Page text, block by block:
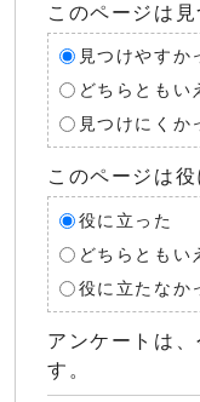
このページは
見つけやすか
どちらともい
見つけにくか
このページは
役に立った
どちらともい
役に立たなか
アンケートは
す。